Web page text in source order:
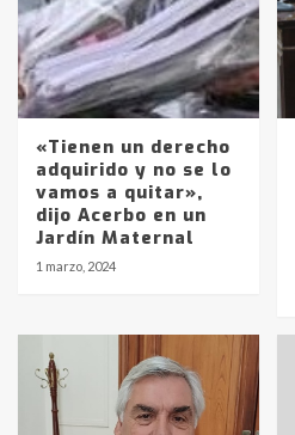
«Tienen un derecho
adquirido y no se lo
vamos a quitar»,
dijo Acerbo en un
Jardín Maternal
1 marzo, 2024